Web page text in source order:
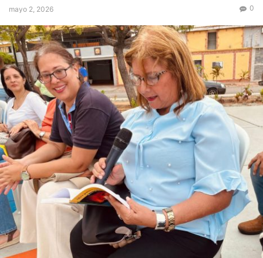
mayo 2, 2026 0